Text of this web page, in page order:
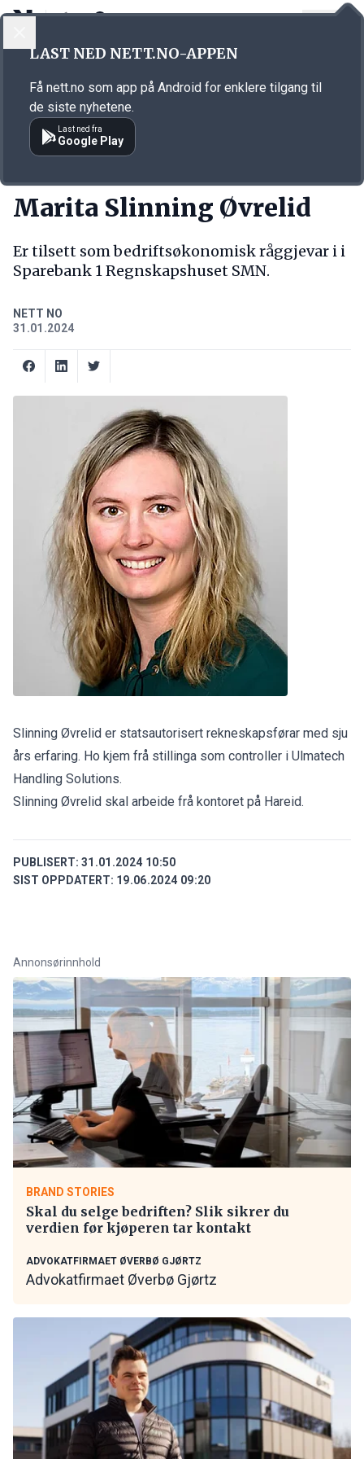
Annonsørinnhold
Marita Slinning Øvrelid
Er tilsett som bedriftsøkonomisk råggjevar i i
Sparebank 1 Regnskapshuset SMN.
NETT NO
31.01.2024
Slinning Øvrelid er statsautorisert rekneskapsførar med sju
års erfaring. Ho kjem frå stillinga som controller i Ulmatech
Handling Solutions.
Slinning Øvrelid skal arbeide frå kontoret på Hareid.
PUBLISERT: 31.01.2024 10:50
SIST OPPDATERT: 19.06.2024 09:20
Annonsørinnhold
BRAND STORIES
Skal du selge bedriften? Slik sikrer du
verdien før kjøperen tar kontakt
ADVOKATFIRMAET ØVERBØ GJØRTZ
Advokatfirmaet Øverbø Gjørtz
LAST NED NETT.NO-APPEN
Få nett.no som app på Android for enklere tilgang til
de siste nyhetene.
Last ned fra
Google Play